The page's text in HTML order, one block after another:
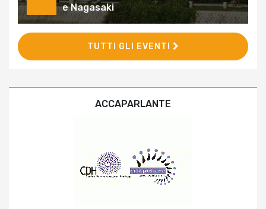
e Nagasaki
TUTTI GLI EVENTI
ACCAPARLANTE